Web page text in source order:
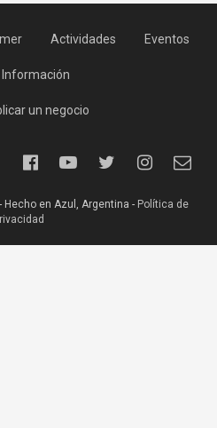
Actividades Eventos
Información
un negocio
en Azul, Argentina - Política de